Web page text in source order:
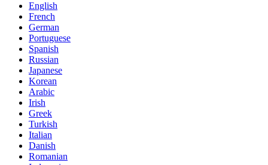
English
French
German
Portuguese
Spanish
Russian
Japanese
Korean
Arabic
Irish
Greek
Turkish
Italian
Danish
Romanian